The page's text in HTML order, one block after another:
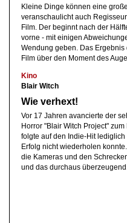
Kleine Dinge können eine
veranschaulicht auch
Film. Der beginnt nach der
vorne - mit einigen
Wendung geben. Das
Film über den Moment des
Kino
Blair Witch
Wie verhext!
Vor 17 Jahren avancierte der
Horror "Blair Witch Project"
folgte auf den Indie-Hit
Erfolg nicht wiederholen
die Kameras und den
und das durchaus überzeugend.